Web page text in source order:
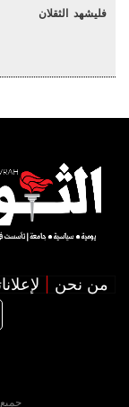
فليشهد الثقلان
من نحن
جميع